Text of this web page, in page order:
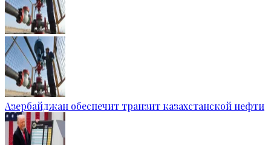
Азербайджан обеспечит транзит казахстанской нефти